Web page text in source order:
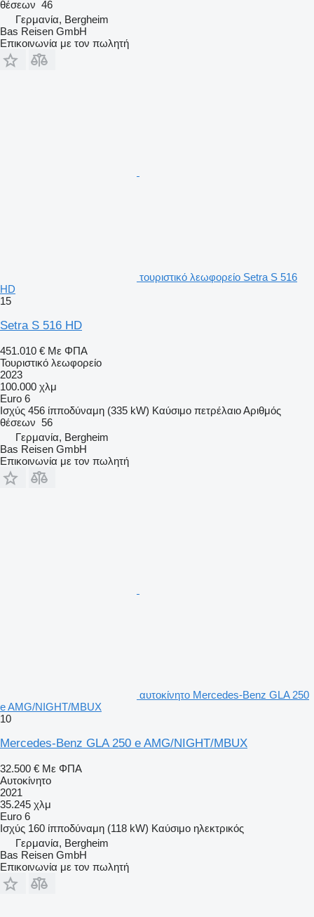
θέσεων 46
Γερμανία, Bergheim
Bas Reisen GmbH
Επικοινωνία με τον πωλητή
τουριστικό λεωφορείο Setra S 516
HD
15
Setra S 516 HD
451.010 € Με ΦΠΑ
Τουριστικό λεωφορείο
2023
100.000 χλμ
Euro 6
Ισχύς 456 ίπποδύναμη (335 kW) Καύσιμο πετρέλαιοΑριθμός
θέσεων 56
Γερμανία, Bergheim
Bas Reisen GmbH
Επικοινωνία με τον πωλητή
αυτοκίνητο Mercedes-Benz GLA 250
e AMG/NIGHT/MBUX
10
Mercedes-Benz GLA 250 e AMG/NIGHT/MBUX
32.500 € Με ΦΠΑ
Αυτοκίνητο
2021
35.245 χλμ
Euro 6
Ισχύς 160 ίπποδύναμη (118 kW) Καύσιμο ηλεκτρικός
Γερμανία, Bergheim
Bas Reisen GmbH
Επικοινωνία με τον πωλητή